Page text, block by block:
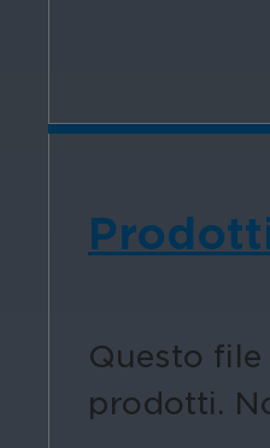
Questo
prodotti.